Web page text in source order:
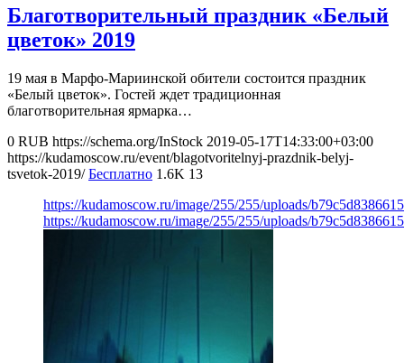
Благотворительный праздник «Белый
цветок» 2019
19 мая в Марфо-Мариинской обители состоится праздник
«Белый цветок». Гостей ждет традиционная
благотворительная ярмарка…
0 RUB https://schema.org/InStock 2019-05-17T14:33:00+03:00
https://kudamoscow.ru/event/blagotvoritelnyj-prazdnik-belyj-
tsvetok-2019/ Бесплатно 1.6K 13
https://kudamoscow.ru/image/255/255/uploads/
https://kudamoscow.ru/image/255/255/uploads/